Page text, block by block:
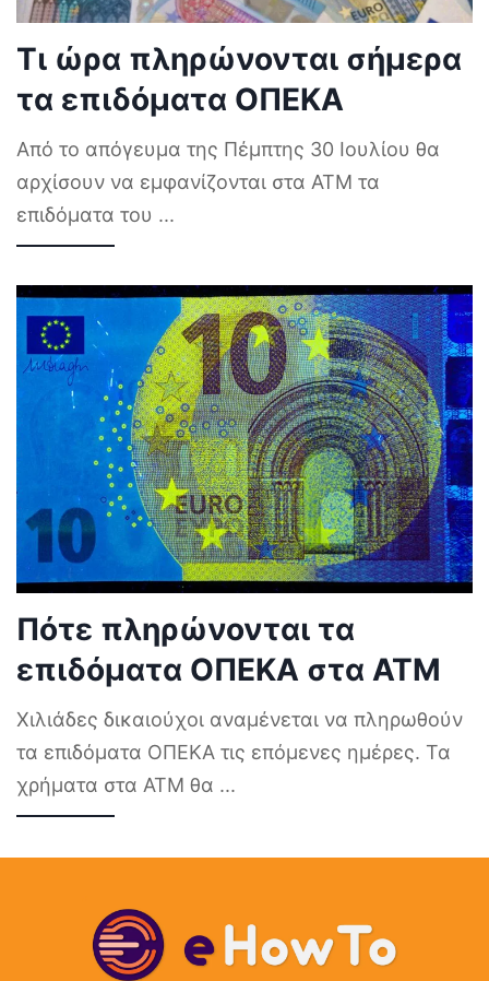
Τι ώρα πληρώνονται σήμερα
τα επιδόματα ΟΠΕΚΑ
Από το απόγευμα της Πέμπτης 30 Ιουλίου θα
αρχίσουν να εμφανίζονται στα ΑΤΜ τα
επιδόματα του ...
Πότε πληρώνονται τα
επιδόματα ΟΠΕΚΑ στα ΑΤΜ
Χιλιάδες δικαιούχοι αναμένεται να πληρωθούν
τα επιδόματα ΟΠΕΚΑ τις επόμενες ημέρες. Τα
χρήματα στα ΑΤΜ θα ...